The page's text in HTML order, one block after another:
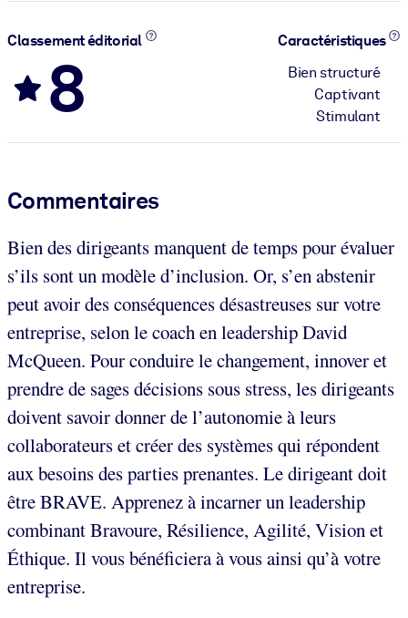
Classement éditorial
8
Caractéristiques
Bien structuré
Captivant
Stimulant
Commentaires
Bien des dirigeants manquent de temps pour évaluer
s’ils sont un modèle d’inclusion. Or, s’en abstenir
peut avoir des conséquences désastreuses sur votre
entreprise, selon le coach en leadership David
McQueen. Pour conduire le changement, innover et
prendre de sages décisions sous stress, les dirigeants
doivent savoir donner de l’autonomie à leurs
collaborateurs et créer des systèmes qui répondent
aux besoins des parties prenantes. Le dirigeant doit
être BRAVE. Apprenez à incarner un leadership
combinant Bravoure, Résilience, Agilité, Vision et
Éthique. Il vous bénéficiera à vous ainsi qu’à votre
entreprise.